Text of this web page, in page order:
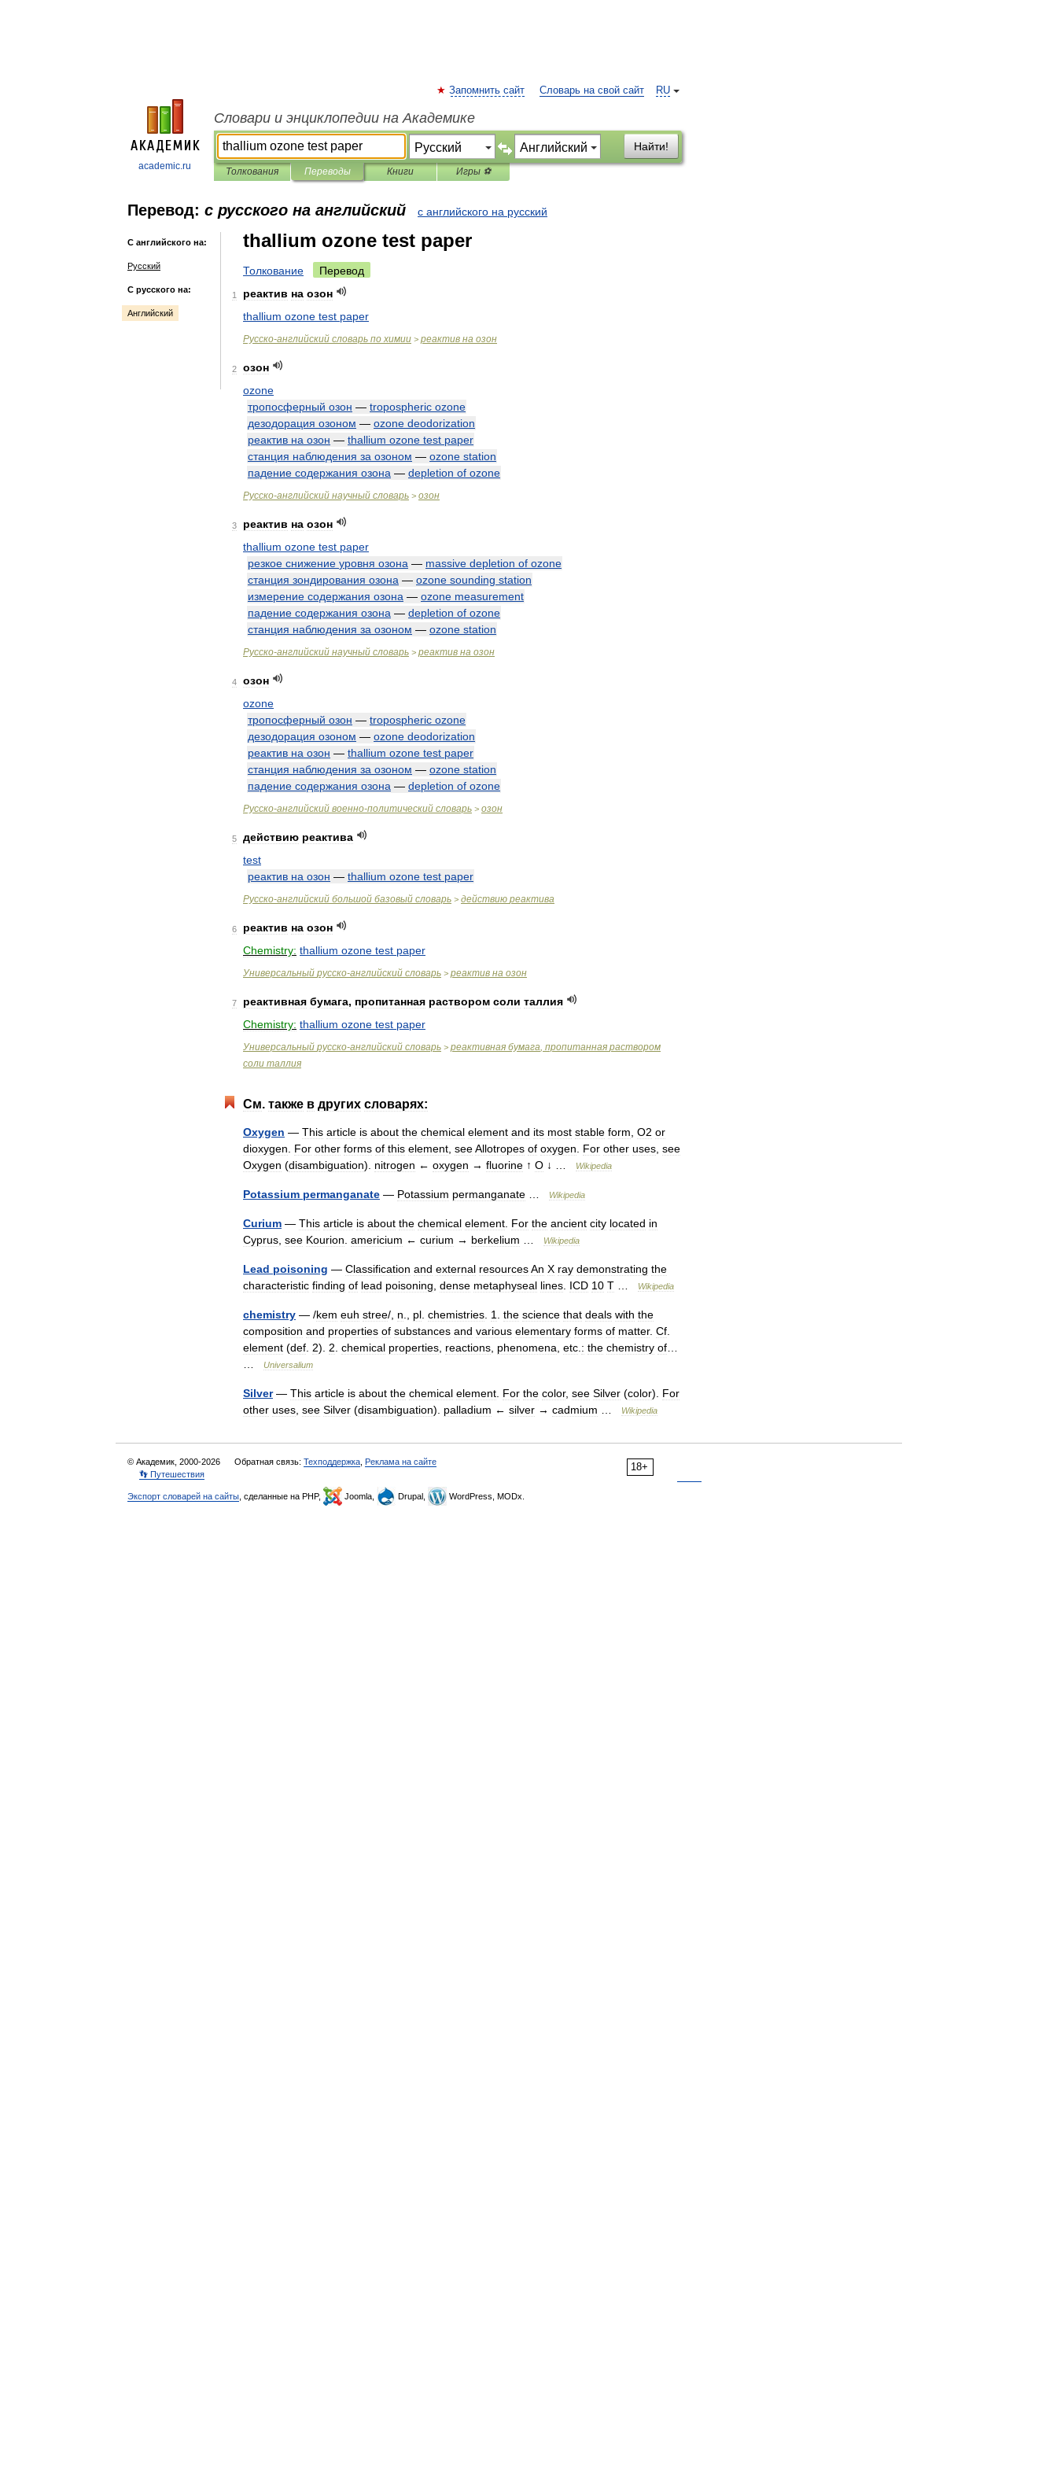
academic.ru
RU
Запомнить сайт Словарь на свой сайт
Словари и энциклопедии на Академике
Найти!
Толкования Переводы Книги Игры ⚽
Перевод: с русского на английский с английского на русский
С английского на:
Русский
С русского на:
Английский
thallium ozone test paper
Толкование Перевод
1 реактив на озон
thallium ozone test paper
Русско-английский словарь по химии > реактив на озон
2
озон
ozone
тропосферный озон — tropospheric ozone
дезодорация озоном — ozone deodorization
реактив на озон — thallium ozone test paper
станция наблюдения за озоном — ozone station
падение содержания озона — depletion of ozone
Русско-английский научный словарь > озон
3 реактив на озон
thallium ozone test paper
резкое снижение уровня озона — massive depletion of ozone
станция зондирования озона — ozone sounding station
измерение содержания озона — ozone measurement
падение содержания озона — depletion of ozone
станция наблюдения за озоном — ozone station
Русско-английский научный словарь > реактив на озон
4
озон
ozone
тропосферный озон — tropospheric ozone
дезодорация озоном — ozone deodorization
реактив на озон — thallium ozone test paper
станция наблюдения за озоном — ozone station
падение содержания озона — depletion of ozone
Русско-английский военно-политический словарь > озон
5 действию реактива
test
реактив на озон — thallium ozone test paper
Русско-английский большой базовый словарь > действию реактива
6 реактив на озон
Chemistry: thallium ozone test paper
Универсальный русско-английский словарь > реактив на озон
7 реактивная бумага, пропитанная раствором соли таллия
Chemistry: thallium ozone test paper
Универсальный русско-английский словарь > реактивная бумага, пропитанная раствором
соли таллия
См. также в других словарях:
Oxygen — This article is about the chemical element and its most stable form O2 or
dioxygen
For other forms of this element seeAllotropes of oxygen For other uses see
Oxygen (disambiguation). nitrogen ← oxygen → fluorine ↑ O ↓ … Wikipedia
Potassium permanganate — Potassium permanganate Wikipedia
Curium — This article is about the chemical element For the ancient city located in
Cyprus see Kourion americium ← curium → berkelium Wikipedia
Lead poisoning — Classification and external resourcesAn X ray demonstrating the
characteristic finding of lead poisoning dense metaphyseal lines ICD 10 T Wikipedia
chemistry — /kem euh stree/, n pl chemistries 1 the science that deals with the
composition and properties of substances and various elementary forms of matter. Cf
element (def 2). 2 chemical properties reactions phenomena etc : the chemistry of
Universalium
Silver— This article is about the chemical element For the color, see Silver (color). For
other uses see Silver (disambiguation). palladium ← silver → cadmium Wikipedia
18+
© Академик, 2000-2026 Обратная связь: Техподдержка Реклама на сайте
👣 Путешествия
Экспорт словарей на сайты , сделанные на PHP, Joomla, Drupal, WordPress, MODx.